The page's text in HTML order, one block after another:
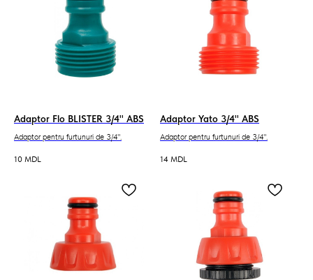
Adaptor Flo BLISTER 3/4'' ABS
Adaptor pentru furtunuri de 3/4".
10 MDL
Adaptor Yato 3/4'' ABS
Adaptor pentru furtunuri de 3/4".
14 MDL